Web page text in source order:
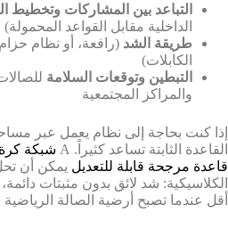
التباعد بين المشاركات وتخطيط
الداخلية مقابل القواعد المحمولة)
طريقة الشد (رافعة، أو نظام
الكابلات)
التبطين وتوقعات السلامة
والمراكز المجتمعية
إذا كنت بحاجة إلى نظام يعمل عبر
القاعدة الثابتة تساعد كثيراً. A
شبكة
قاعدة مرجحة قابلة للتعديل يمكن أن
الكلاسيكية: شد لائق بدون مثبتات
أقل عندما تصبح أرضية الصالة الرياضية